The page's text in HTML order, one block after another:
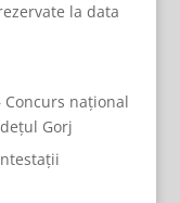
la data
Concurs național
Gorj